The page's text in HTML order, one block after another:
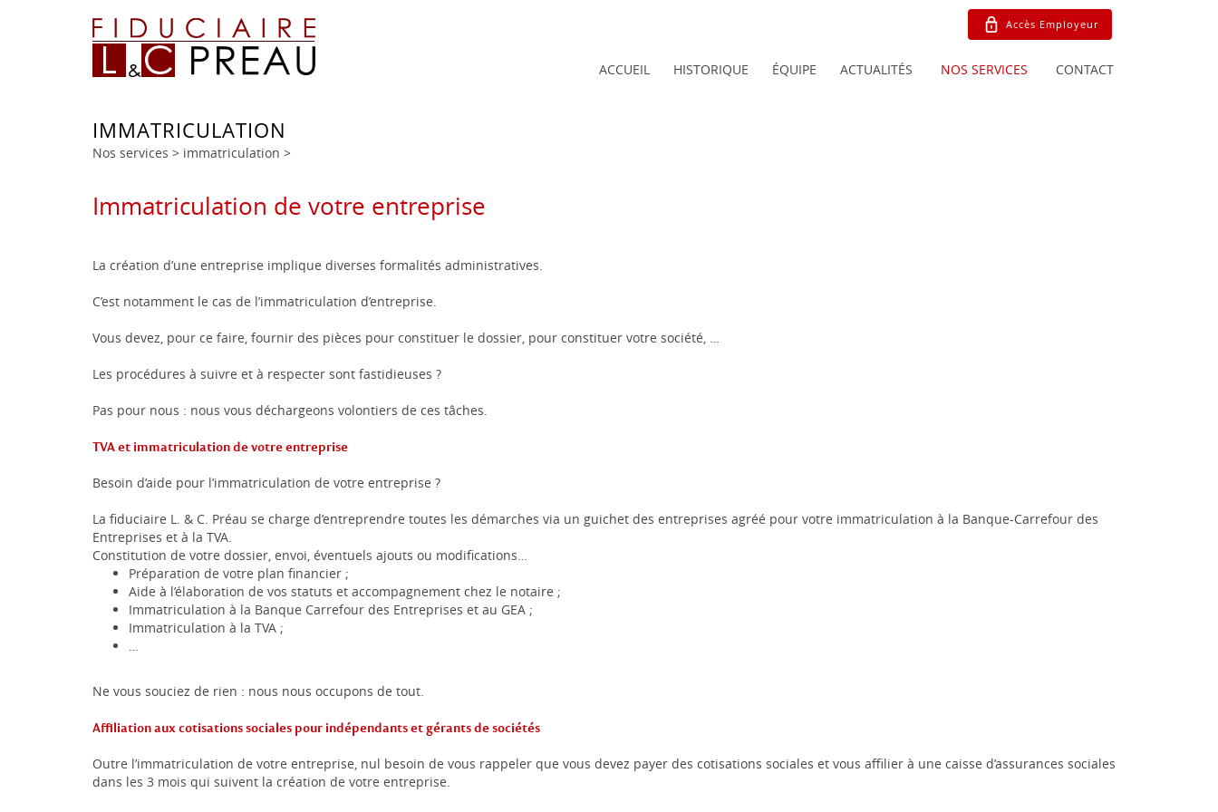
Accès Employeur
ACCUEIL HISTORIQUE ÉQUIPE ACTUALITÉS NOS SERVICES CONTACT
IMMATRICULATION
Nos services > immatriculation >
Immatriculation de votre entreprise
La création d’une entreprise implique diverses formalités administratives.
C’est notamment le cas de l’immatriculation d’entreprise.
Vous devez, pour ce faire, fournir des pièces pour constituer le dossier, pour constituer votre société, …
Les procédures à suivre et à respecter sont fastidieuses ?
Pas pour nous : nous vous déchargeons volontiers de ces tâches.
TVA et immatriculation de votre entreprise
Besoin d’aide pour l’immatriculation de votre entreprise ?
La fiduciaire L. & C. Préau se charge d’entreprendre toutes les démarches via un guichet des entreprises agréé pour votre immatriculation à la Banque-Carrefour des
Entreprises et à la TVA.
Constitution de votre dossier, envoi, éventuels ajouts ou modifications…
Préparation de votre plan financier ;
Aide à l’élaboration de vos statuts et accompagnement chez le notaire ;
Immatriculation à la Banque Carrefour des Entreprises et au GEA ;
Immatriculation à la TVA ;
…
Ne vous souciez de rien : nous nous occupons de tout.
Affiliation aux cotisations sociales pour indépendants et gérants de sociétés
Outre l’immatriculation de votre entreprise, nul besoin de vous rappeler que vous devez payer des cotisations sociales et vous affilier à une caisse d’assurances sociales
dans les 3 mois qui suivent la création de votre entreprise.